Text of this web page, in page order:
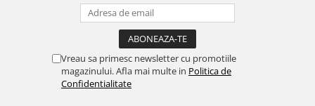
Vreau sa primesc newsletter cu promotiile
magazinului. Afla mai multe in Politica de
Confidentialitate